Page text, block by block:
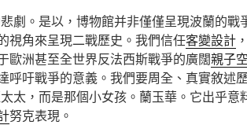
劇。是以，博物館并非僅僅呈現波蘭的戰
視角來呈現二戰歷史。我們信任客變設計
歐洲甚至全世界反法西斯戰爭的廣闊親子
呼吁戰爭的意義。我們要周全、真實敘述
太，而是那個小女孩。蘭玉華。它出乎意
努克表現。